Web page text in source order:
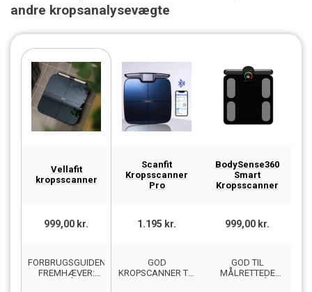
andre kropsanalysevægte
Vellafit
kropsscanner
Scanfit
Kropsscanner
Pro
BodySense360
Smart
Kropsscanner
999,00 kr. 1.195 kr. 999,00 kr.
FORBRUGSGUIDEN
FREMHÆVER:
GOD
KROPSCANNER TIL
GOD TIL
MÅLRETTEDE